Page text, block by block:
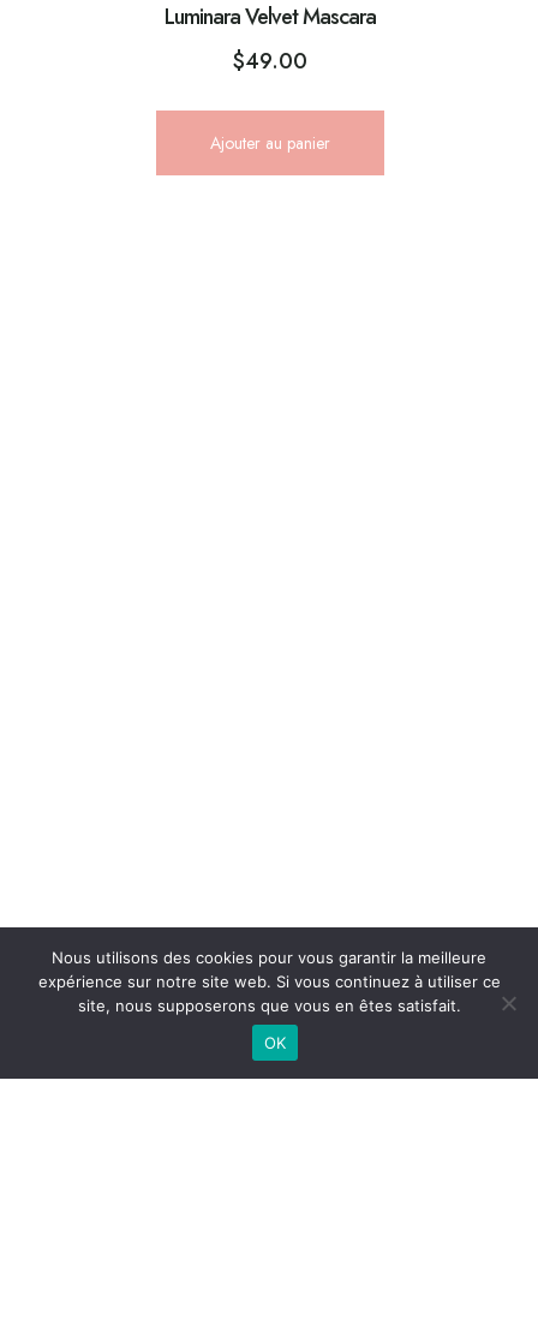
5.00
sur 5
Luminara Velvet Mascara
$49.00
Ajouter au panier
Nous utilisons des cookies pour vous garantir la meilleure
expérience sur notre site web. Si vous continuez à utiliser ce
site, nous supposerons que vous en êtes satisfait.
OK